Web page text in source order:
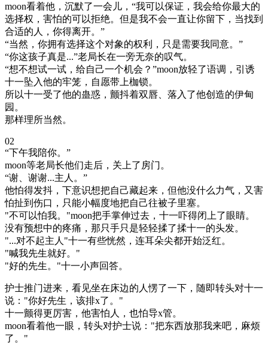
moon看着他，沉默了一会儿，“我可以保证，我会给你最大的
选择权，害怕的可以拒绝。但是我不会一直让你留下，当找到
合适的人，你得离开。”
“当然，你拥有选择这个对象的权利，只是需要我同意。”
“你这孩子真是...”老局长在一旁无奈的叹气。
“想不想试一试，给自己一个机会？”moon放轻了语调，引诱
十一坠入他的牢笼，自愿带上枷锁。
所以十一受了他的蛊惑，颤抖着双唇、落入了他创造的伊甸
园。
那样理所当然。
02
“下午我陪你。”
moon等老局长他们走后，关上了房门。
“谢、谢谢...主人。”
他怕得发抖，下意识想把自己藏起来，但他没什么力气，又害
怕扯到伤口，只能小幅度地把自己往被子里塞。
"不可以怕我。"moon把手掌伸过去，十一吓得闭上了眼睛。
没有预想中的疼痛，那只手只是轻轻揉了揉十一的头发。
"...对不起主人"十一有些恍然，连耳朵尖都开始泛红。
"喊我先生就好。"
"好的先生。"十一小声回答。
护士推门进来，看见坐在床边的人愣了一下，随即转头对十一
说："你好先生，该排x了。"
十一颤得更厉害，他害怕人，也怕导x管。
moon看着他一眼，转头对护士说："把东西放那我来吧，麻烦
了。"